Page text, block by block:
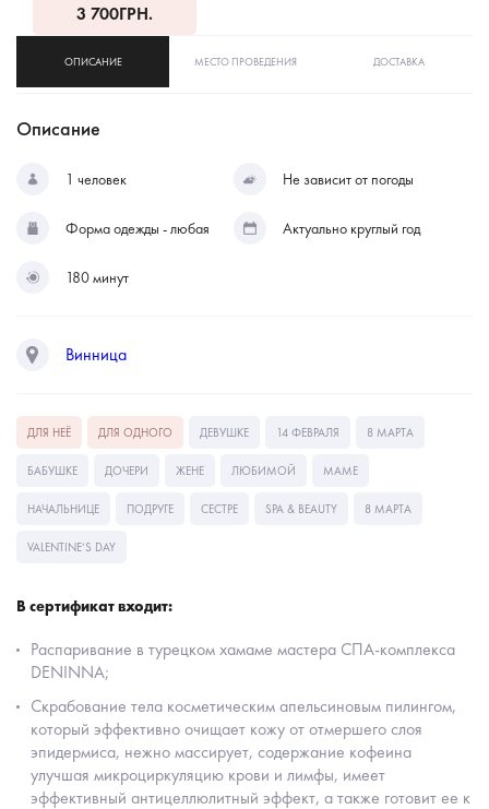
3 700ГРН.
ОПИСАНИЕ МЕСТО ПРОВЕДЕНИЯ ДОСТАВКА
Описание
1 человек Не зависит от погоды
Форма одежды - любая Актуально круглый год
180 минут
Винница
ДЛЯ НЕЁ ДЛЯ ОДНОГО ДЕВУШКЕ 14 ФЕВРАЛЯ 8 МАРТА
БАБУШКЕ ДОЧЕРИ ЖЕНЕ ЛЮБИМОЙ МАМЕ
НАЧАЛЬНИЦЕ ПОДРУГЕ СЕСТРЕ SPA & BEAUTY 8 МАРТА
VALENTINE’S DAY
В сертификат входит:
Распаривание в турецком хамаме мастера СПА-комплекса
DENINNA;
Скрабование тела косметическим апельсиновым пилингом,
который эффективно очищает кожу от отмершего слоя
эпидермиса, нежно массирует, содержание кофеина
улучшая микроциркуляцию крови и лимфы, имеет
эффективный антицеллюлитный эффект, а также готовит ее к